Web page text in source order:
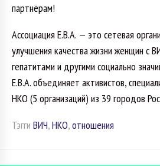
партнёрам!
Ассоциация Е.В.А. — это сетевая
улучшения качества жизни женщин с
гепатитами и другими социально
Е.В.А. объединяет активистов,
НКО (5 организаций) из 39 городов
Тэгги ВИЧ,НКО,отношения